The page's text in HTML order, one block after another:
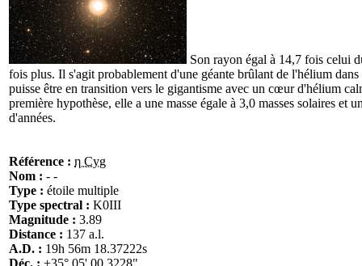
Son rayon égal à 14,7 fois celui
fois plus. Il s'agit probablement d'une géante brûlant de l'hélium
puisse être en transition vers le gigantisme avec un cœur d'hélium
première hypothèse, elle a une masse égale à 3,0 masses solaires et
d'années.
Référence : η Cyg
Nom : - -
Type : étoile multiple
Type spectral : K0III
Magnitude : 3.89
Distance : 137 a.l.
A.D. : 19h 56m 18.37222s
Déc. : +35° 05' 00.3228"